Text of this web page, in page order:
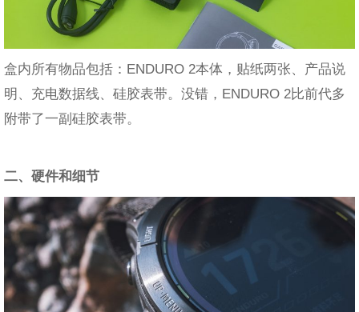
盒内所有物品包括：ENDURO 2本体，贴纸两张、产品说
明、充电数据线、硅胶表带。没错，ENDURO 2比前代多
附带了一副硅胶表带。
二、硬件和细节